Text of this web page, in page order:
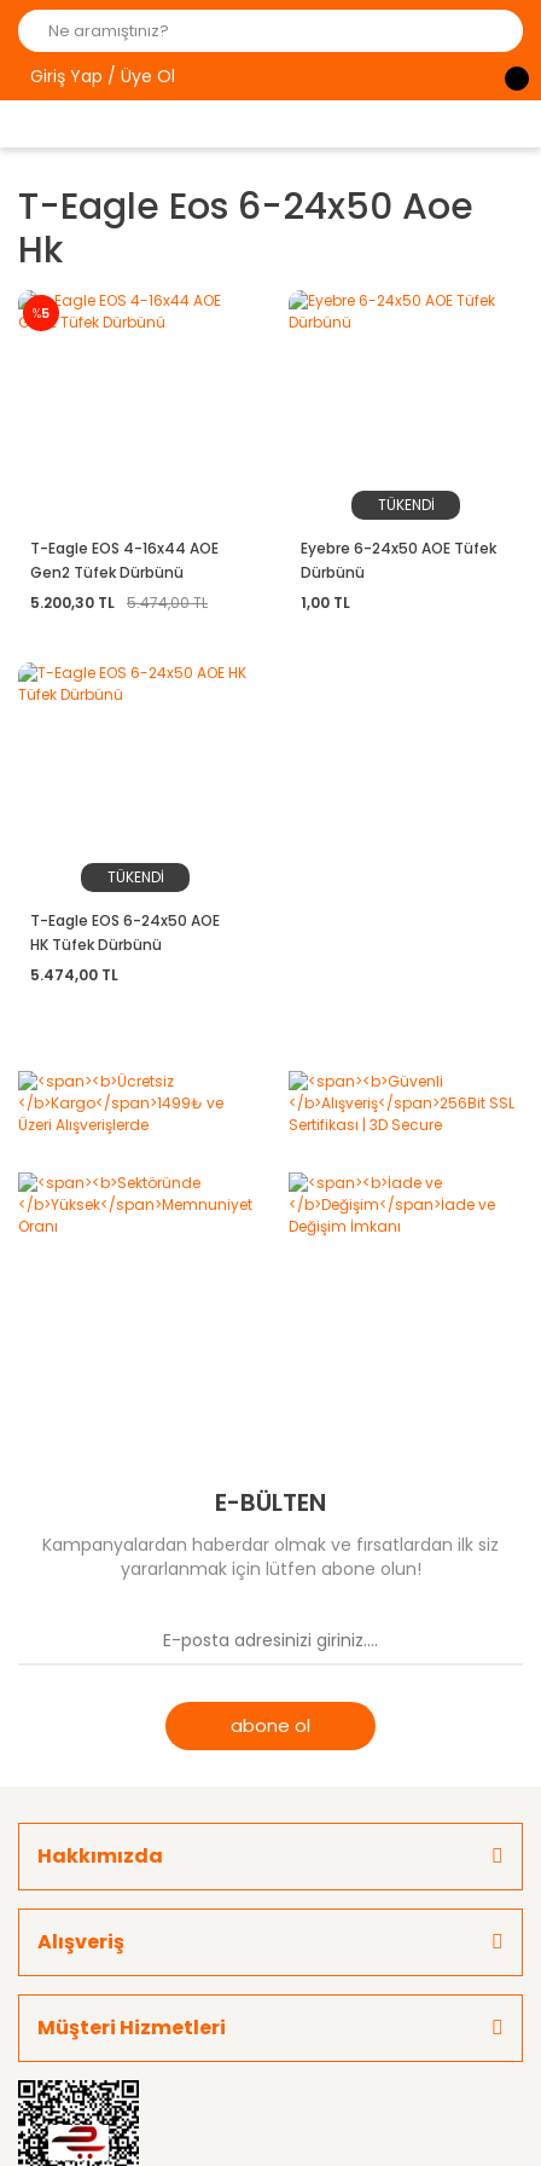
Giriş Yap / Üye Ol
T-Eagle Eos 6-24x50 Aoe
Hk
%5
T-Eagle EOS 4-16x44 AOE
Gen2 Tüfek Dürbünü
5.200,30 TL 5.474,00 TL
TÜKENDİ
Eyebre 6-24x50 AOE Tüfek
Dürbünü
1,00 TL
TÜKENDİ
T-Eagle EOS 6-24x50 AOE
HK Tüfek Dürbünü
5.474,00 TL
E-BÜLTEN
Kampanyalardan haberdar olmak ve fırsatlardan ilk siz
yararlanmak için lütfen abone olun!
abone ol
Hakkımızda
Alışveriş
Müşteri Hizmetleri